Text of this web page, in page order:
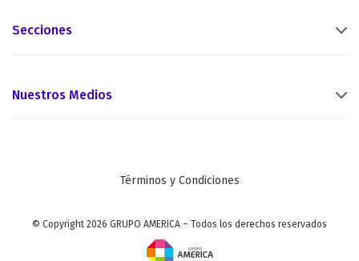
Secciones
Nuestros Medios
Términos y Condiciones
© Copyright 2026 GRUPO AMERICA – Todos los derechos reservados